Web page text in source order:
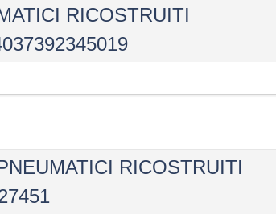
RICOSTRUITI
RICOSTRUITI